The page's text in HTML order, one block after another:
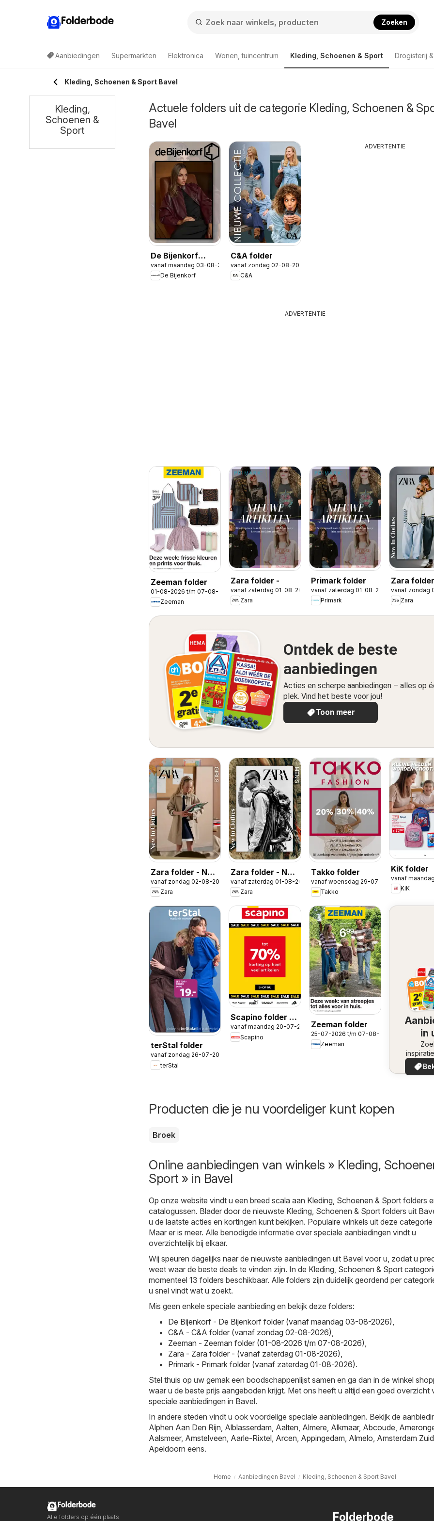
Folderbode Zoeken
Aanbiedingen Supermarkten Elektronica Wonen, tuincentrum Kleding, Schoenen & Sport Drogisterij
Kleding, Schoenen & Sport Bavel
Actuele folders uit de categorie Kleding, Schoenen &
Bavel
De Bijenkorf
folder
vanaf maandag 03-08-2026
De Bijenkorf
C&A folder
vanaf zondag 02-08-2026
C&A
ADVERTENTIE
ADVERTENTIE
Zeeman folder
01-08-2026 t/m 07-08-2026
Zeeman
Zara folder -
vanaf zaterdag 01-08-2026
Zara
Primark folder
vanaf zaterdag 01-08-2026
Primark
Zara
in Boys
vanaf zondag
Zara
Ontdek de beste
aanbiedingen
Acties en scherpe aanbiedingen – alles op
plek. Vind het beste voor jou!
Toon meer
Zara folder - New
in Girls
vanaf zondag 02-08-2026
Zara
Zara folder - New
in Men
vanaf zaterdag 01-08-2026
Zara
Takko folder
vanaf woensdag 29-07-2026
Takko
KiK folder
vanaf
KiK
terStal folder
vanaf zondag 26-07-2026
terStal
Scapino folder -
Sale 70% week
30
vanaf maandag 20-07-2026
Scapino
Zeeman folder
25-07-2026 t/m 07-08-2026
Zeeman
in
de
in uw
Producten die je nu voordeliger kunt kopen
Broek
Online aanbiedingen van winkels » Kleding,
Sport » in Bavel
Op onze website vindt u een breed scala aan Kleding, Schoenen & Sport folders
catalogussen. Blader door de nieuwste Kleding, Schoenen & Sport folders uit
u de laatste acties en kortingen kunt bekijken. Populaire winkels uit deze categorie
Maar er is meer. Alle benodigde informatie over speciale aanbiedingen vindt u
overzichtelijk bij elkaar.
Wij speuren dagelijks naar de nieuwste aanbiedingen uit Bavel voor u, zodat u
weet waar de beste deals te vinden zijn. In de Kleding, Schoenen & Sport
momenteel 13 folders beschikbaar. Alle folders zijn duidelijk geordend per
u snel vindt wat u zoekt.
Mis geen enkele speciale aanbieding en bekijk deze folders:
De Bijenkorf - De Bijenkorf folder (vanaf maandag 03-08-2026),
C&A - C&A folder (vanaf zondag 02-08-2026),
Zeeman - Zeeman folder (01-08-2026 t/m 07-08-2026),
Zara - Zara folder - (vanaf zaterdag 01-08-2026),
Primark - Primark folder (vanaf zaterdag 01-08-2026).
Stel thuis op uw gemak een boodschappenlijst samen en ga dan in de winkel
waar u de beste prijs aangeboden krijgt. Met ons heeft u altijd een goed overzicht
speciale aanbiedingen in Bavel.
In andere steden vindt u ook voordelige speciale aanbiedingen. Bekijk de
Alphen Aan Den Rijn, Alblasserdam, Aalten, Almere, Alkmaar, Abcoude,
Aalsmeer, Amstelveen, Aarle-Rixtel, Arcen, Appingedam, Almelo, Amsterdam
Apeldoorn eens.
Home Aanbiedingen Bavel Kleding, Schoenen & Sport Bavel
Kleding,
Schoenen &
Sport
Folderbode
Folderbode
Alle folders op één plaats